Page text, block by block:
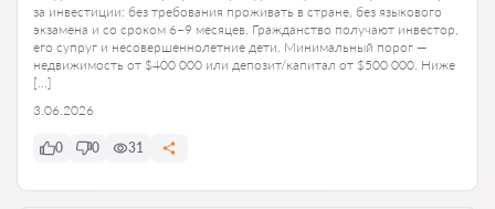
за инвестиции: без требования проживать в стране, без языкового
экзамена и со сроком 6–9 месяцев. Гражданство получают инвестор,
его супруг и несовершеннолетние дети. Минимальный порог —
недвижимость от $400 000 или депозит/капитал от $500 000. Ниже
[…]
3.06.2026
0 0 31